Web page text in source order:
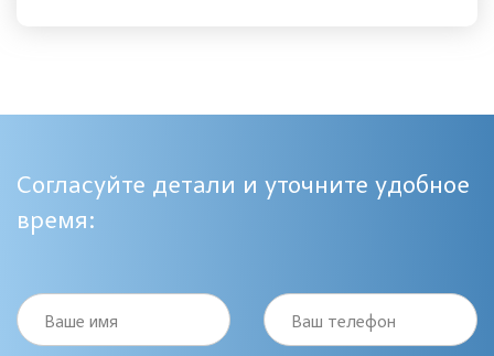
Согласуйте детали и уточните удобное
время:
Ваше имя Ваш телефон